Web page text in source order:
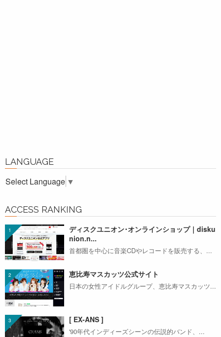
LANGUAGE
Select Language ▼
ACCESS RANKING
ディスクユニオン･オンラインショップ｜disku
nion.n...
首都圏を中心に音楽CDやレコードを販売する、...
恵比寿マスカッツ公式サイト
日本の女性アイドルグループ、恵比寿マスカッツ...
[ EX-ANS ]
'90年代インディーズシーンの伝説的バンド、...